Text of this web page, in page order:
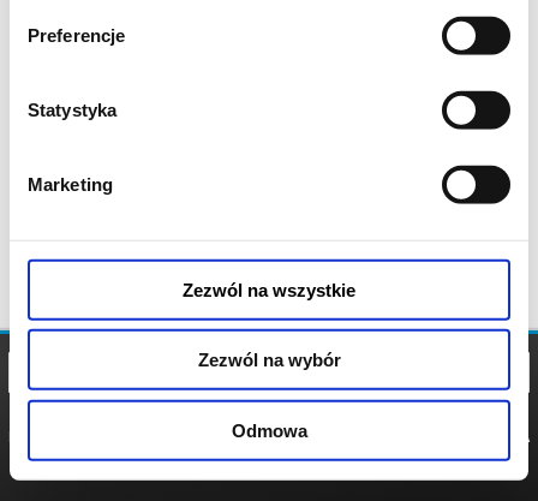
Preferencje
Statystyka
Marketing
Zezwól na wszystkie
Zezwól na wybór
Odmowa
POLITYKA
POLITYKA